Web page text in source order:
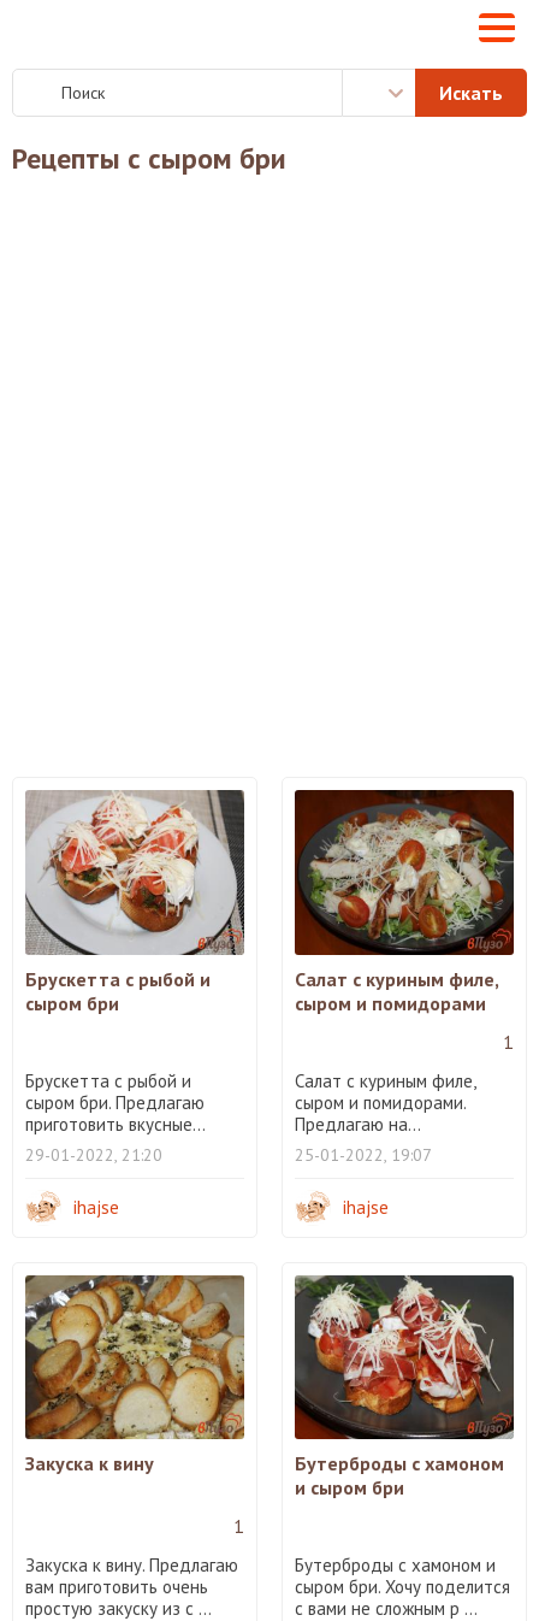
Рецепты с сыром бри
Брускетта с рыбой и
сыром бри
Брускетта с рыбой и
сыром бри. Предлагаю
приготовить вкусные...
29-01-2022, 21:20
ihajse
Салат с куриным филе,
сыром и помидорами
1
Салат с куриным филе,
сыром и помидорами.
Предлагаю на...
25-01-2022, 19:07
ihajse
Закуска к вину
1
Закуска к вину. Предлагаю
вам приготовить очень
простую закуску из с ...
Бутерброды с хамоном
и сыром бри
Бутерброды с хамоном и
сыром бри. Хочу поделится
с вами не сложным р ...